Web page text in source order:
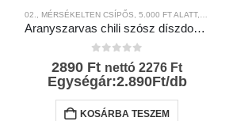
MÁRKÁKCHILI TERMÉKEK,CSÍPŐSSÉGI-SKÁLA,GABKO
02., MÉRSÉKELTEN CSÍPŐS ,5.000 FT ALATT,
Aranyszarvas chili szósz díszdobozban 100ml- Chili Hungária
az 5-ből
2890 Ft nettó2276 Ft
Egységár:2.890Ft/db
KOSÁRBA TESZEM